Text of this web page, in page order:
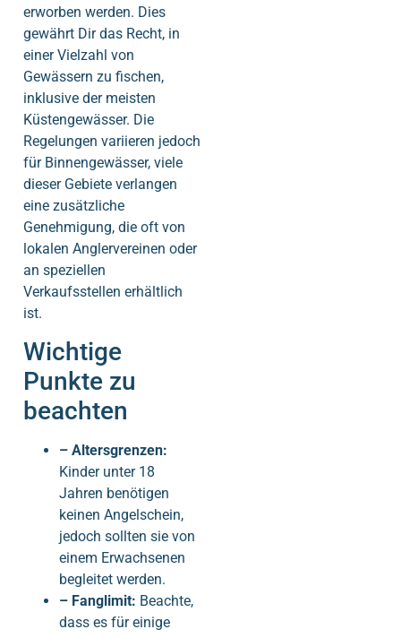
erworben werden. Dies
gewährt Dir das Recht, in
einer Vielzahl von
Gewässern zu fischen,
inklusive der meisten
Küstengewässer. Die
Regelungen variieren jedoch
für Binnengewässer, viele
dieser Gebiete verlangen
eine zusätzliche
Genehmigung, die oft von
lokalen Anglervereinen oder
an speziellen
Verkaufsstellen erhältlich
ist.
Wichtige
Punkte zu
beachten
– Altersgrenzen:
Kinder unter 18
Jahren benötigen
keinen Angelschein,
jedoch sollten sie von
einem Erwachsenen
begleitet werden.
– Fanglimit: Beachte,
dass es für einige